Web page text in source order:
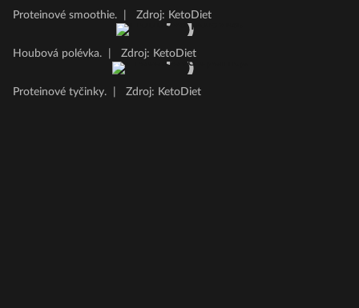
Proteinové smoothie. Zdroj: KetoDiet
Houbová polévka. Zdroj: KetoDiet
Proteinové tyčinky. Zdroj: KetoDiet